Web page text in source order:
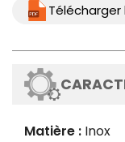
Matière : Inox